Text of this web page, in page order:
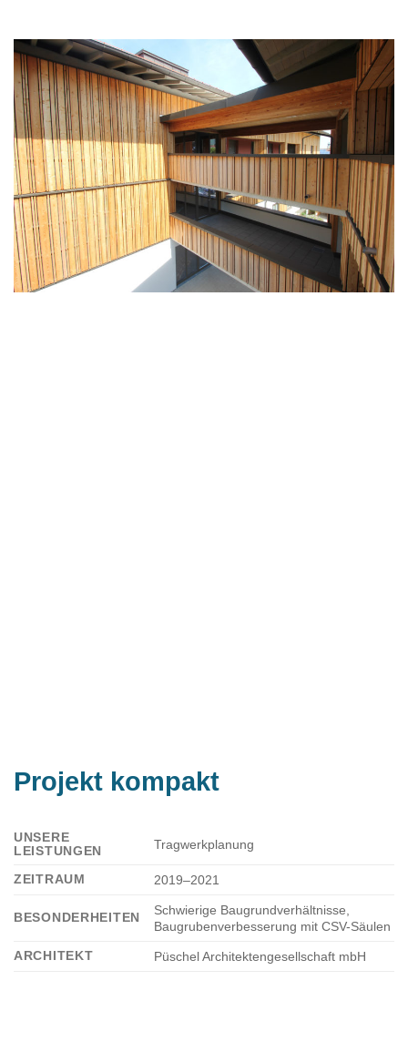
Projekt kompakt
UNSERE
LEISTUNGEN
Tragwerkplanung
ZEITRAUM 2019–2021
BESONDERHEITEN
Schwierige Baugrundverhältnisse,
Baugrubenverbesserung mit CSV-Säulen
ARCHITEKT
Püschel Architektengesellschaft mbH